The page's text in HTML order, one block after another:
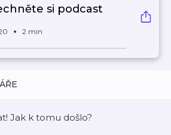
si podcast
2 min
Jak k tomu došlo?